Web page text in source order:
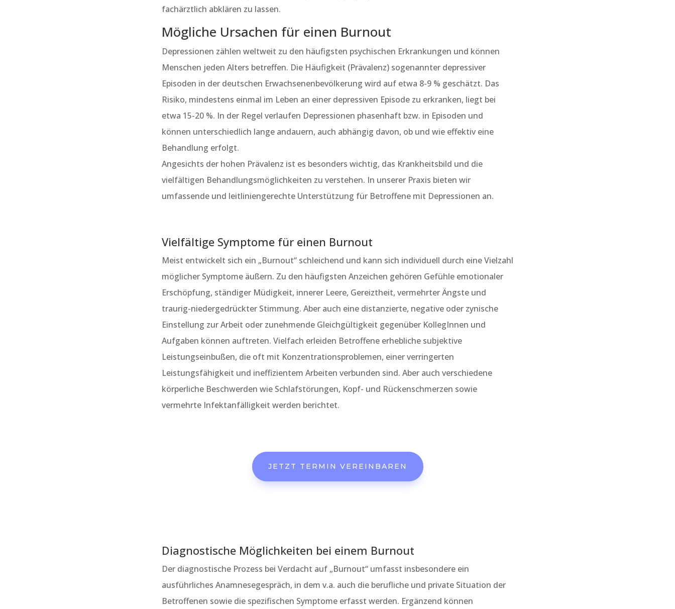
fachärztlich abklären zu lassen.
Mögliche Ursachen für einen Burnout
Depressionen zählen weltweit zu den häufigsten psychischen Erkrankungen und können
Menschen jeden Alters betreffen. Die Häufigkeit (Prävalenz) sogenannter depressiver
Episoden in der deutschen Erwachsenenbevölkerung wird auf etwa 8-9 % geschätzt. Das
Risiko, mindestens einmal im Leben an einer depressiven Episode zu erkranken, liegt bei
etwa 15-20 %. In der Regel verlaufen Depressionen phasenhaft bzw. in Episoden und
können unterschiedlich lange andauern, auch abhängig davon, ob und wie effektiv eine
Behandlung erfolgt.
Angesichts der hohen Prävalenz ist es besonders wichtig, das Krankheitsbild und die
vielfältigen Behandlungsmöglichkeiten zu verstehen. In unserer Praxis bieten wir
umfassende und leitliniengerechte Unterstützung für Betroffene mit Depressionen an.
Vielfältige Symptome für einen Burnout
Meist entwickelt sich ein „Burnout“ schleichend und kann sich individuell durch eine Vielzahl
möglicher Symptome äußern. Zu den häufigsten Anzeichen gehören Gefühle emotionaler
Erschöpfung, ständiger Müdigkeit, innerer Leere, Gereiztheit, vermehrter Ängste und
traurig-niedergedrückter Stimmung. Aber auch eine distanzierte, negative oder zynische
Einstellung zur Arbeit oder zunehmende Gleichgültigkeit gegenüber KollegInnen und
Aufgaben können auftreten. Vielfach erleiden Betroffene erhebliche subjektive
Leistungseinbußen, die oft mit Konzentrationsproblemen, einer verringerten
Leistungsfähigkeit und ineffizientem Arbeiten verbunden sind. Aber auch verschiedene
körperliche Beschwerden wie Schlafstörungen, Kopf- und Rückenschmerzen sowie
vermehrte Infektanfälligkeit werden berichtet.
JETZT TERMIN VEREINBAREN
Diagnostische Möglichkeiten bei einem Burnout
Der diagnostische Prozess bei Verdacht auf „Burnout“ umfasst insbesondere ein
ausführliches Anamnesegespräch, in dem v.a. auch die berufliche und private Situation der
Betroffenen sowie die spezifischen Symptome erfasst werden. Ergänzend können